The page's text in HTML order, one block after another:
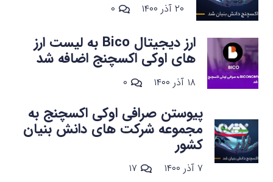
۲۰ آذر ۱۴۰۰ ۰
ارز دیجیتال Bico به لیست ارز
های اوکی اکسچنج اضافه شد
۱۸ آذر ۱۴۰۰ ۰
پیوستن صرافی اوکی اکسچنج به
مجموعه شرکت های دانش بنیان
کشور
۷ آذر ۱۴۰۰ ۱۷دیدگاه